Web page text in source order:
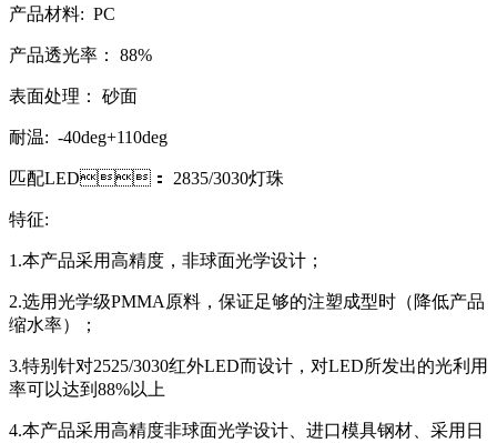
产品材料: PC
产品透光率： 88%
表面处理： 砂面
耐温: -40deg+110deg
匹配LED： 2835/3030灯珠
特征:
1.本产品采用高精度，非球面光学设计；
2.选用光学级PMMA原料，保证足够的注塑成型时（降低产品
缩水率）；
3.特别针对2525/3030红外LED而设计，对LED所发出的光利用
率可以达到88%以上
4.本产品采用高精度非球面光学设计、进口模具钢材、采用日